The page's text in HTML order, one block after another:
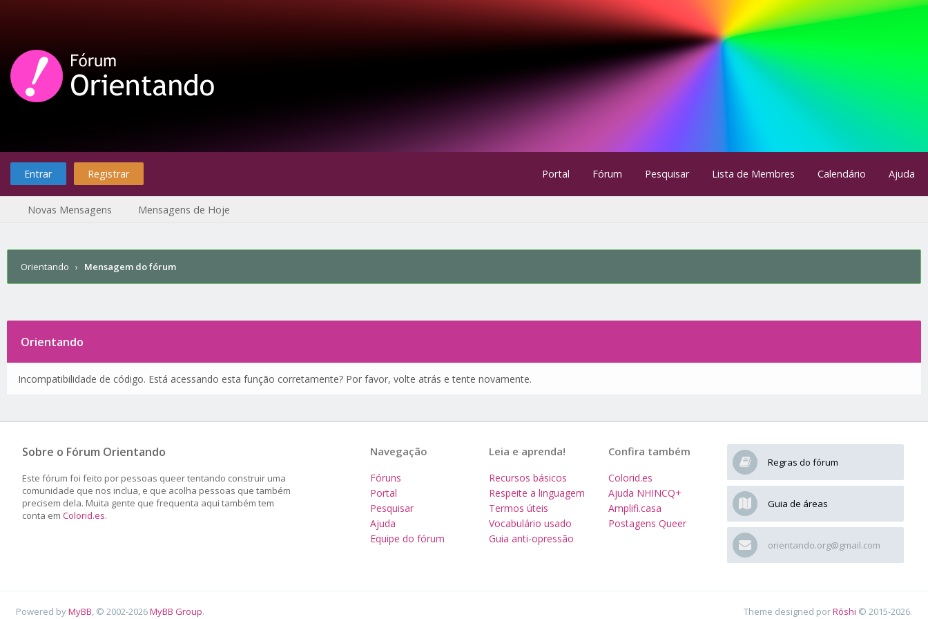
Entrar Registrar Portal Fórum Pesquisar Lista de Membres Calendário Ajuda
Novas Mensagens Mensagens de Hoje
Orientando › Mensagem do fórum
Orientando
Incompatibilidade de código. Está acessando esta função corretamente? Por favor, volte atrás e tente novamente.
Sobre o Fórum Orientando
Este fórum foi feito por pessoas queer tentando construir uma
comunidade que nos inclua, e que acolha pessoas que também
precisem dela. Muita gente que frequenta aqui também tem
conta em Colorid.es.
Regras do fórum
Guia de áreas
orientando.org@gmail.com
Confira também
Colorid.es
Ajuda NHINCQ+
Amplifi.casa
Postagens Queer
Leia e aprenda!
Recursos básicos
Respeite a linguagem
Termos úteis
Vocabulário usado
Guia anti-opressão
Navegação
Fóruns
Portal
Pesquisar
Ajuda
Equipe do fórum
Powered byMyBB , © 2002-2026MyBB Group. Theme designed porRōshi © 2015-2026.